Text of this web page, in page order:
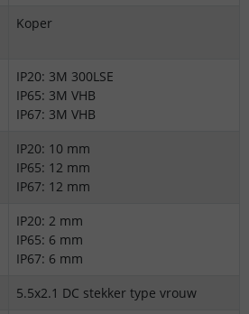
Koper
IP20: 3M 300LSE
IP65: 3M VHB
IP67: 3M VHB
IP20: 10 mm
IP65: 12 mm
IP67: 12 mm
IP20: 2 mm
IP65: 6 mm
IP67: 6 mm
5.5x2.1 DC stekker type vrouw